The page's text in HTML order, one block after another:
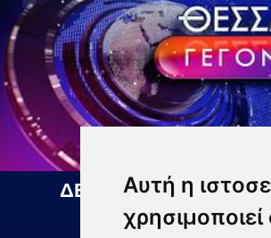
Αυτή η
ΔΕΛΤΙΟ ΕΙΔΗΣΕΩΝ 05